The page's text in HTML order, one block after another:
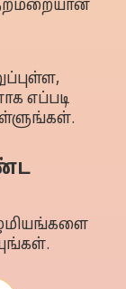
எப்படி